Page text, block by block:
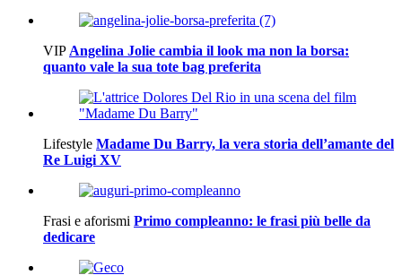
VIP Angelina Jolie cambia il look ma non la borsa:
quanto vale la sua tote bag preferita
Lifestyle Madame Du Barry, la vera storia dell’amante del
Re Luigi XV
Frasi e aforismi Primo compleanno: le frasi più belle da
dedicare